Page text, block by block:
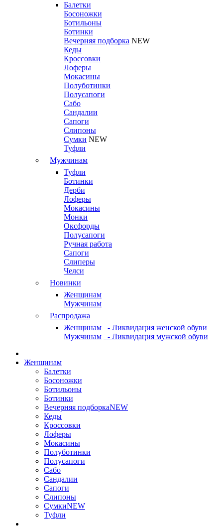
Балетки
Босоножки
Ботильоны
Ботинки
Вечерняя подборка NEW
Кеды
Кроссовки
Лоферы
Мокасины
Полуботинки
Полусапоги
Сабо
Сандалии
Сапоги
Слипоны
Сумки NEW
Туфли
Мужчинам
Туфли
Ботинки
Дерби
Лоферы
Мокасины
Монки
Оксфорды
Полусапоги
Ручная работа
Сапоги
Слиперы
Челси
Новинки
Женщинам
Мужчинам
Распродажа
Женщинам
- Ликвидация женской обуви
Мужчинам
- Ликвидация мужской обуви
Женщинам
Балетки
Босоножки
Ботильоны
Ботинки
Вечерняя подборкаNEW
Кеды
Кроссовки
Лоферы
Мокасины
Полуботинки
Полусапоги
Сабо
Сандалии
Сапоги
Слипоны
СумкиNEW
Туфли